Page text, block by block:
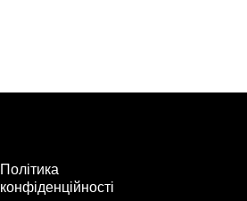
Політика
конфіденційності